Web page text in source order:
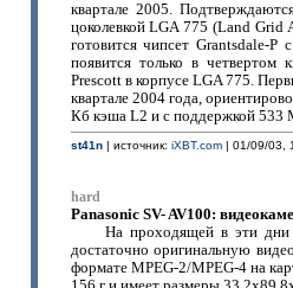
квартале 2005.
цоколевкой LGA 775 (Land Grid
готовится чипсет Grantsdale-
появится только в четвертом
Prescott в корпусе LGA 775.
квартале 2004 года,
Кб кэша L2 и с поддержкой 533
st41n| источник: iXBT.com| 01/09/03,
hard
Panasonic SV- AV100:
На проходящей в эти дни
достаточно оригинальную
формате MPEG-2/MPEG-4 на